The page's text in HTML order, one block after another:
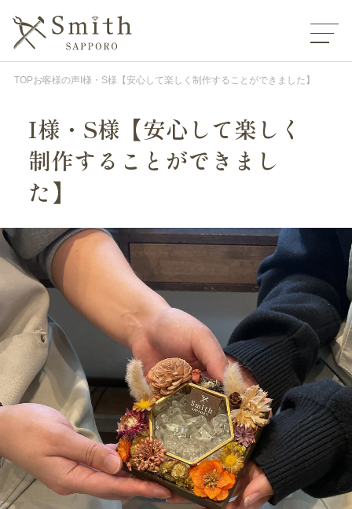
TOPお客様の声I様・S様【安心して楽しく制作することができました】
I様・S様【安心して楽しく
制作することができまし
た】